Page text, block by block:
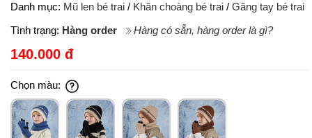
Danh mục: Mũ len bé trai / Khăn choàng bé trai / Găng tay bé trai
Tình trạng: Hàng order Hàng có sẵn, hàng order là gì?
140.000 đ
Chọn màu: